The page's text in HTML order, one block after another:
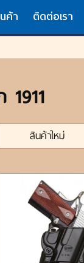
ค้า ติดต่อเรา
สินค้าใหม่